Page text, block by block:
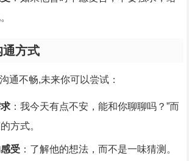
通方式
通不畅,未来你可以尝试：
：我今天有点不安，能和你聊聊吗？”而
方式。
受：了解他的想法，而不是一味猜测。